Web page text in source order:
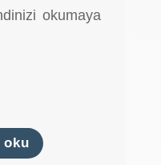
okumaya
oku